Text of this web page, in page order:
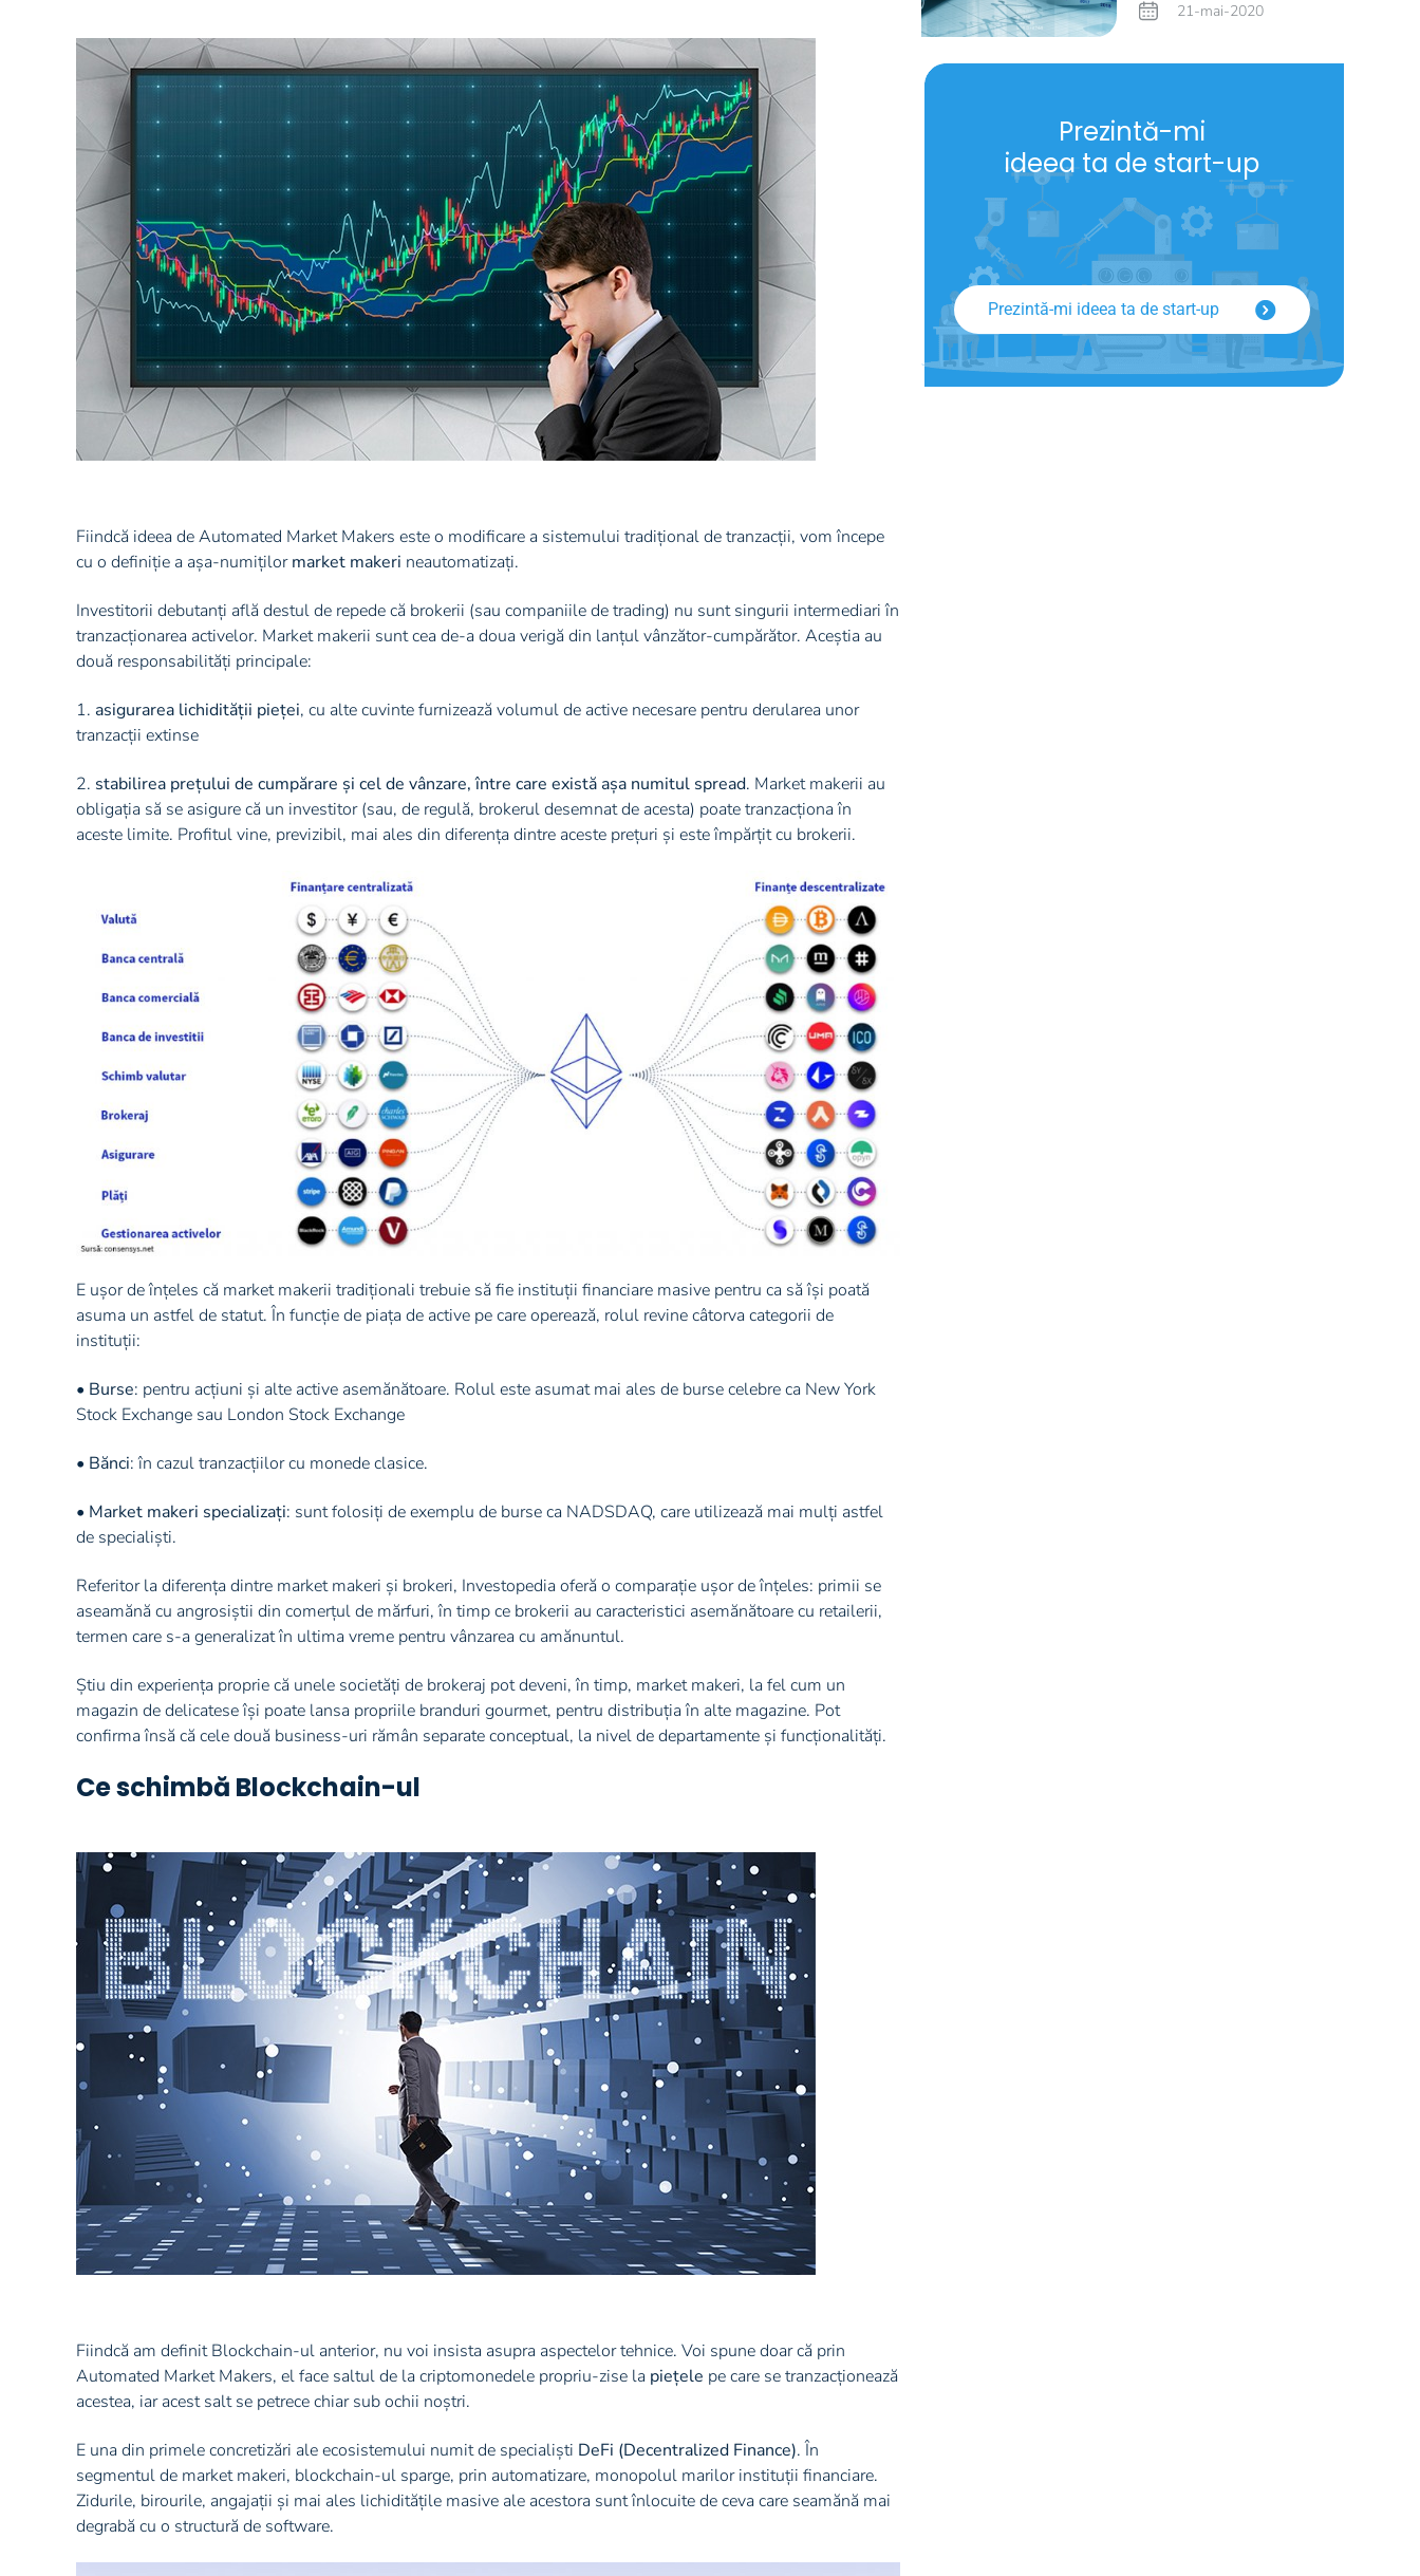
Fiindcă ideea de Automated Market Makers este o modificare a sistemului tradițional de tranzacții, vom începe
cu o definiție a așa-numițilormarket makeri neautomatizați.
Investitorii debutanți află destul de repede că brokerii (sau companiile de trading) nu sunt singurii intermediari în
tranzacționarea activelor. Market makerii sunt cea de-a doua verigă din lanțul vânzător-cumpărător. Aceștia au
două responsabilități principale:
1. asigurarea lichidității pieței, cu alte cuvinte furnizează volumul de active necesare pentru derularea unor
tranzacții extinse
2. stabilirea prețului de cumpărare și cel de vânzare, între care există așa numitul spread. Market makerii au
obligația să se asigure că un investitor (sau, de regulă, brokerul desemnat de acesta) poate tranzacționa în
aceste limite. Profitul vine, previzibil, mai ales din diferența dintre aceste prețuri și este împărțit cu brokerii.
E ușor de înțeles că market makerii tradiționali trebuie să fie instituții financiare masive pentru ca să își poată
asuma un astfel de statut. În funcție de piața de active pe care operează, rolul revine câtorva categorii de
instituții:
• Burse: pentru acțiuni și alte active asemănătoare. Rolul este asumat mai ales de burse celebre ca New York
Stock Exchange sau London Stock Exchange
• Bănci: în cazul tranzacțiilor cu monede clasice.
• Market makeri specializați: sunt folosiți de exemplu de burse ca NADSDAQ, care utilizează mai mulți astfel
de specialiști.
Referitor la diferența dintre market makeri și brokeri, Investopedia oferă o comparație ușor de înțeles: primii se
aseamănă cu angrosiștii din comerțul de mărfuri, în timp ce brokerii au caracteristici asemănătoare cu retailerii,
termen care s-a generalizat în ultima vreme pentru vânzarea cu amănuntul.
Știu din experiența proprie că unele societăți de brokeraj pot deveni, în timp, market makeri, la fel cum un
magazin de delicatese își poate lansa propriile branduri gourmet, pentru distribuția în alte magazine. Pot
confirma însă că cele două business-uri rămân separate conceptual, la nivel de departamente și funcționalități.
Ce schimbă Blockchain-ul
Fiindcă am definit Blockchain-ul anterior, nu voi insista asupra aspectelor tehnice. Voi spune doar că prin
Automated Market Makers, el face saltul de la criptomonedele propriu-zise la piețele pe care se tranzacționează
acestea, iar acest salt se petrece chiar sub ochii noștri.
E una din primele concretizări ale ecosistemului numit de specialiști DeFi (Decentralized Finance). În
segmentul de market makeri, blockchain-ul sparge, prin automatizare, monopolul marilor instituții financiare.
Zidurile, birourile, angajații și mai ales lichiditățile masive ale acestora sunt înlocuite de ceva care seamănă mai
degrabă cu o structură de software.
21-mai-2020
Prezintă-mi
ideea ta de start-up
Prezintă-mi ideea ta de start-up